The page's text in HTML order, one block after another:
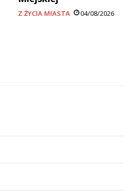
Z ŻYCIA MIASTA 04/08/2026